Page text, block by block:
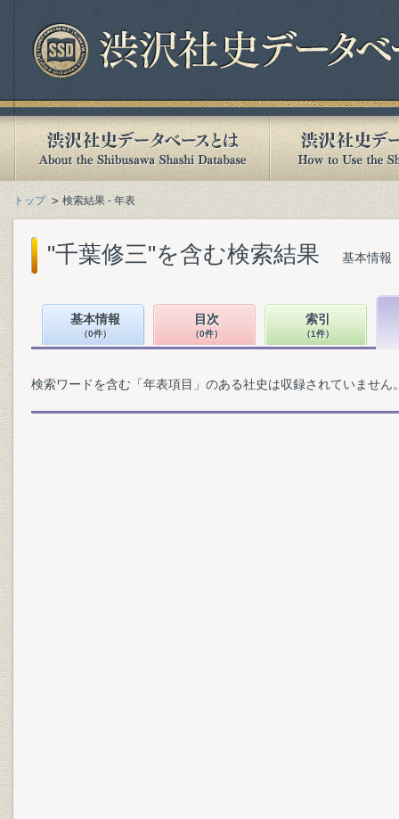
トップ 検索結果 - 年表
"千葉修三"を含む検索結果 基本情報
基本情報
（0件）
目次
（0件）
索引
（1件）
検索ワードを含む「年表項目」のある社史は収録されていません